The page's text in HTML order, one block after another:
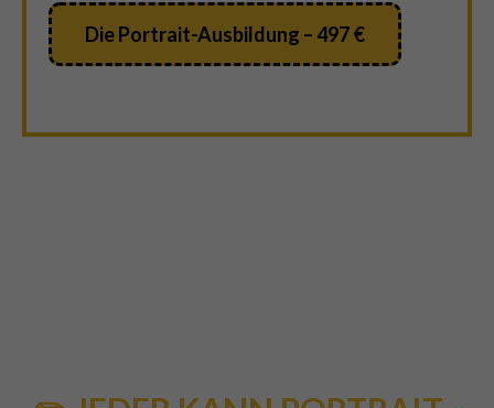
Die Portrait-Ausbildung – 497 €